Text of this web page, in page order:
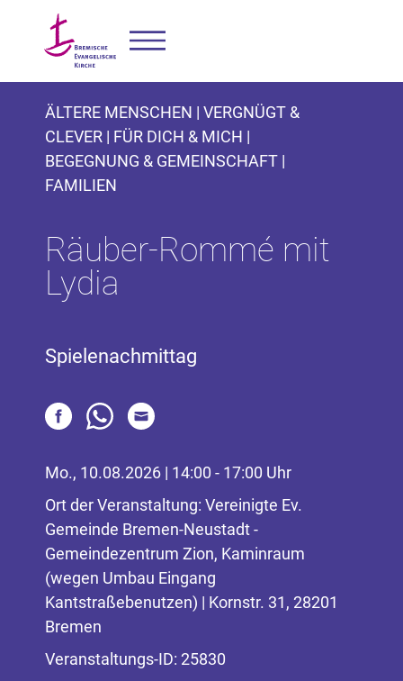
ÄLTERE MENSCHEN | VERGNÜGT &
CLEVER | FÜR DICH & MICH |
BEGEGNUNG & GEMEINSCHAFT |
FAMILIEN
Räuber-Rommé mit
Lydia
Spielenachmittag
Mo., 10.08.2026 | 14:00 - 17:00 Uhr
Ort der Veranstaltung: Vereinigte Ev.
Gemeinde Bremen-Neustadt -
Gemeindezentrum Zion, Kaminraum
(wegen Umbau Eingang
Kantstraßebenutzen) | Kornstr. 31, 28201
Bremen
Veranstaltungs-ID: 25830